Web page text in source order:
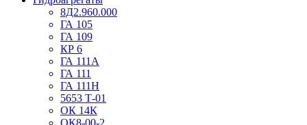
8Д2.960.000
ГА 105
ГА 109
КР 6
ГА 111А
ГА 111
ГА 111Н
5653 Т-01
ОК 14К